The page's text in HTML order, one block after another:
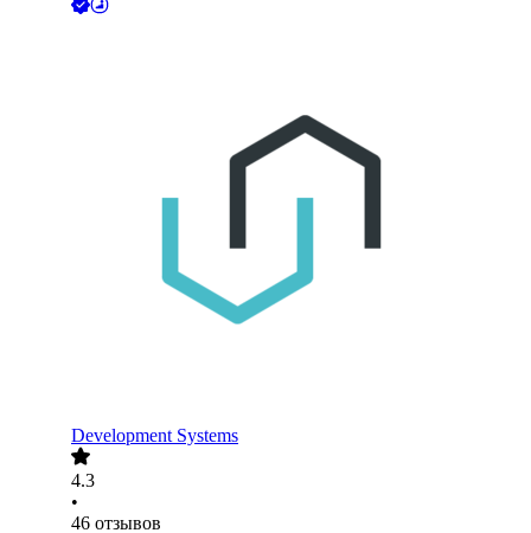
Development Systems
4.3
•
46 отзывов